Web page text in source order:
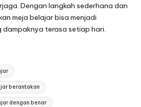
Dengan langkah sederhana dan
meja belajar bisa menjadi
terasa setiap hari.
berantakan
dengan benar